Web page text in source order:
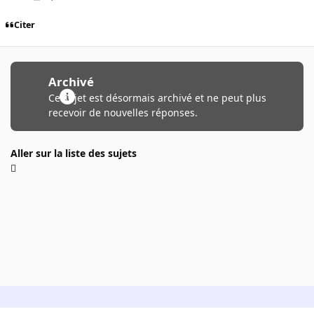
Citer
Archivé
Ce sujet est désormais archivé et ne peut plus
recevoir de nouvelles réponses.
Aller sur la liste des sujets